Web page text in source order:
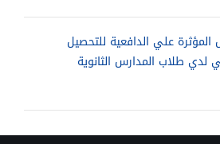
المؤثرة علي الدافعية للتحصيل
لدي طلاب المدارس الثانوية